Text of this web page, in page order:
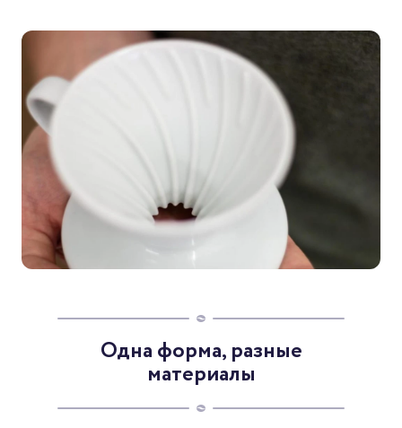
Одна форма, разные
материалы